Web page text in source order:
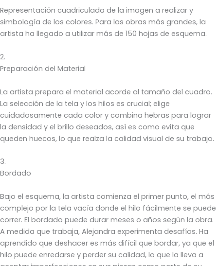
Representación cuadriculada de la imagen a realizar y
simbología de los colores. Para las obras más grandes, la
artista ha llegado a utilizar más de 150 hojas de esquema.
2.
Preparación del Material
La artista prepara el material acorde al tamaño del cuadro.
La selección de la tela y los hilos es crucial; elige
cuidadosamente cada color y combina hebras para lograr
la densidad y el brillo deseados, así es como evita que
queden huecos, lo que realza la calidad visual de su trabajo.
3.
Bordado
Bajo el esquema, la artista comienza el primer punto, el más
complejo por la tela vacía donde el hilo fácilmente se puede
correr. El bordado puede durar meses o años según la obra.
A medida que trabaja, Alejandra experimenta desafíos. Ha
aprendido que deshacer es más difícil que bordar, ya que el
hilo puede enredarse y perder su calidad, lo que la lleva a